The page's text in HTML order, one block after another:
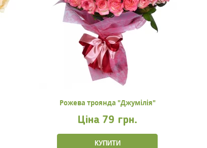
Рожева троянда "Джумілія"
Ціна 79 грн.
КУПИТИ